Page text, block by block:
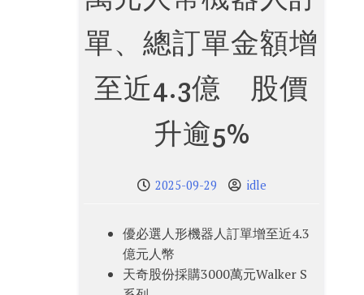
單、總訂單金額增
至近4.3億 股價
升逾5%
2025-09-29 idle
優必選人形機器人訂單增至近4.3
億元人幣
天奇股份採購3000萬元Walker S